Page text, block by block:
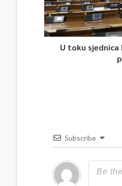
U toku sjednica
Subscribe